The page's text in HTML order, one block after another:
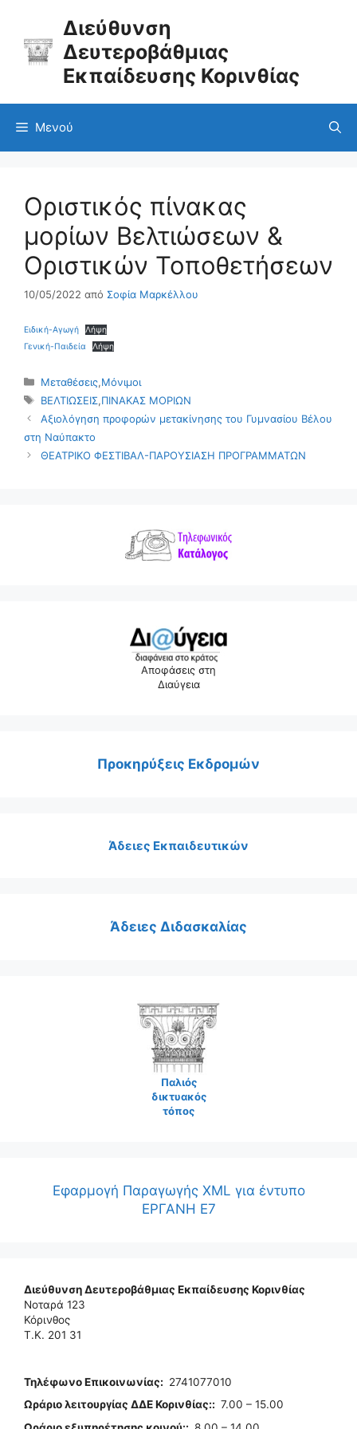
Διεύθυνση
Δευτεροβάθμιας
Εκπαίδευσης Κορινθίας
Μενού
Οριστικός πίνακας
μορίων Βελτιώσεων &
Οριστικών Τοποθετήσεων
10/05/2022 από Σοφία Μαρκέλλου
Ειδική-Αγωγή
Λήψη
Γενική-Παιδεία
Λήψη
Κατηγορίες
Μεταθέσεις,Μόνιμοι
Ετικέτες
ΒΕΛΤΙΩΣΕΙΣ,ΠΙΝΑΚΑΣ ΜΟΡΙΩΝ
Αξιολόγηση προφορών μετακίνησης του Γυμνασίου Βέλου
στη Ναύπακτο
ΘΕΑΤΡΙΚΟ ΦΕΣΤΙΒΑΛ-ΠΑΡΟΥΣΙΑΣΗ ΠΡΟΓΡΑΜΜΑΤΩΝ
Αποφάσεις στη
Διαύγεια
Προκηρύξεις Εκδρομών
Άδειες Εκπαιδευτικών
Άδειες Διδασκαλίας
Παλιός
δικτυακός
τόπος
Εφαρμογή Παραγωγής XML για έντυπο
ΕΡΓΑΝΗ Ε7
Διεύθυνση Δευτεροβάθμιας Εκπαίδευσης Κορινθίας
Νοταρά 123
Κόρινθος
Τ.Κ. 201 31
Τηλέφωνo Επικοινωνίας: 2741077010
Ωράριο λειτουργίας ΔΔΕ Κορινθίας:: 7.00 – 15.00